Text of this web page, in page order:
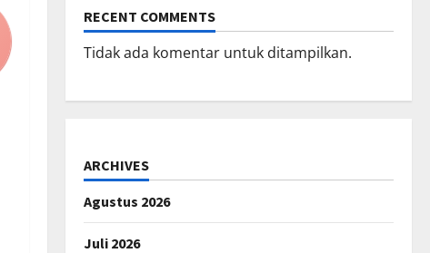
RECENT COMMENTS
Tidak ada komentar untuk ditampilkan.
ARCHIVES
Agustus 2026
Juli 2026